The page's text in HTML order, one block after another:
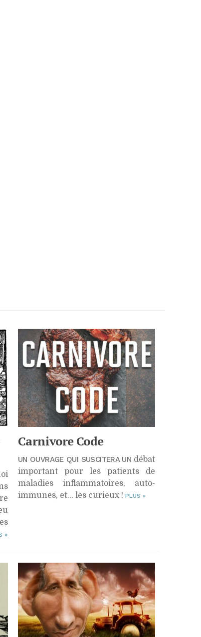
»
Carnivore Code
UN OUVRAGE QUI SUSCITERA UN débat
important pour les patients de
maladies inflammatoires, auto-
immunes, et… les curieux ! PLUS »